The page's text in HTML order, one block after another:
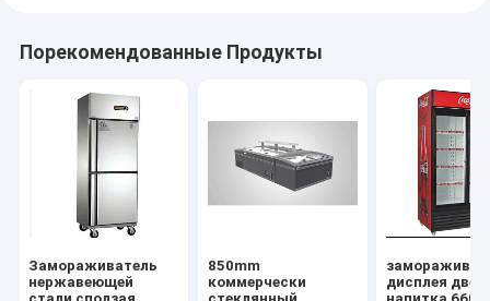
Порекомендованные Продукты
Замораживатель
нержавеющей
850mm
коммерчески
дисплея